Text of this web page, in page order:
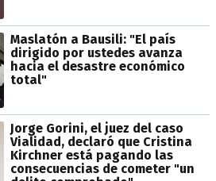
Maslatón a Bausili: "El país
dirigido por ustedes avanza
hacia el desastre económico
total"
Jorge Gorini, el juez del caso
Vialidad, declaró que Cristina
Kirchner está pagando las
consecuencias de cometer "un